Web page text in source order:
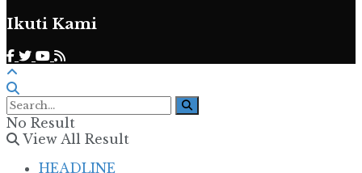
Ikuti Kami
No Result
View All Result
HEADLINE